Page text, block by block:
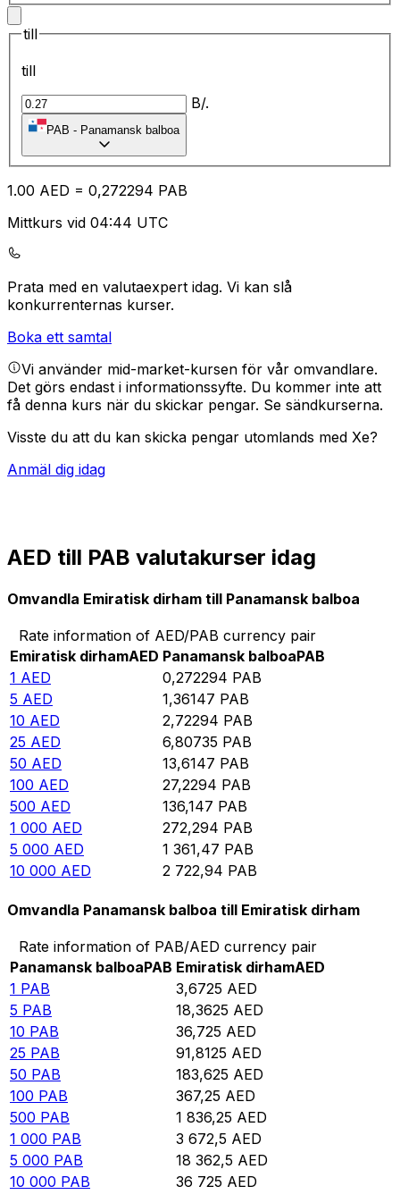
till
till
B/.
PAB - Panamansk balboa
1.00 AED = 0,272294 PAB
Mittkurs vid 04:44 UTC
Prata med en valutaexpert idag. Vi kan slå
konkurrenternas kurser.
Boka ett samtal
Vi använder mid-market-kursen för vår omvandlare.
Det görs endast i informationssyfte. Du kommer inte att
få denna kurs när du skickar pengar. Se sändkurserna.
Visste du att du kan skicka pengar utomlands med Xe?
Anmäl dig idag
AED till PAB valutakurser idag
Omvandla Emiratisk dirham till Panamansk balboa
Rate information of AED/PAB currency pair
Emiratisk dirhamAED Panamansk balboaPAB
1 AED 0,272294 PAB
5 AED 1,36147 PAB
10 AED 2,72294 PAB
25 AED 6,80735 PAB
50 AED 13,6147 PAB
100 AED 27,2294 PAB
500 AED 136,147 PAB
1 000 AED 272,294 PAB
5 000 AED 1 361,47 PAB
10 000 AED 2 722,94 PAB
Omvandla Panamansk balboa till Emiratisk dirham
Rate information of PAB/AED currency pair
Panamansk balboaPAB Emiratisk dirhamAED
1 PAB 3,6725 AED
5 PAB 18,3625 AED
10 PAB 36,725 AED
25 PAB 91,8125 AED
50 PAB 183,625 AED
100 PAB 367,25 AED
500 PAB 1 836,25 AED
1 000 PAB 3 672,5 AED
5 000 PAB 18 362,5 AED
10 000 PAB 36 725 AED